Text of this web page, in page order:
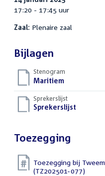
17:20 - 17:45 uur
Zaal: Plenaire zaal
Bijlagen
Stenogram
Download
bestand:
Maritiem()
Sprekerslijst
Download
Sprekerslijst
Toezegging
Toezegging bij
(TZ202501-077)